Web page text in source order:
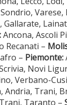
Gallarate,
Ancona, Ascoli
Recanati –
– Piemonte:
Novi
Verbano-
Trani,
Taranto –